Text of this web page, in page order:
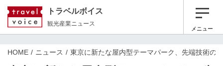
トラベルボイス
観光産業ニュース
メニュー
HOME ニュース 東京に新たな屋内型テーマパーク、先端技術の